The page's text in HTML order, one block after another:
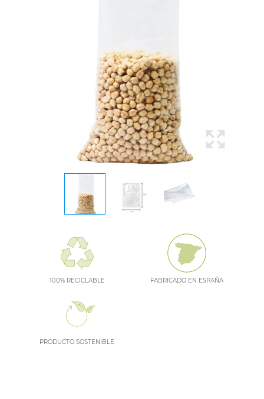
100% RECICLABLE FABRICADO EN ESPAÑA
PRODUCTO SOSTENIBLE